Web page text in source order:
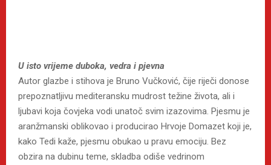
U isto vrijeme duboka, vedra i pjevna
Autor glazbe i stihova je Bruno Vučković, čije riječi donose
prepoznatljivu mediteransku mudrost težine života, ali i
ljubavi koja čovjeka vodi unatoč svim izazovima. Pjesmu je
aranžmanski oblikovao i producirao Hrvoje Domazet koji je,
kako Tedi kaže, pjesmu obukao u pravu emociju. Bez
obzira na dubinu teme, skladba odiše vedrinom